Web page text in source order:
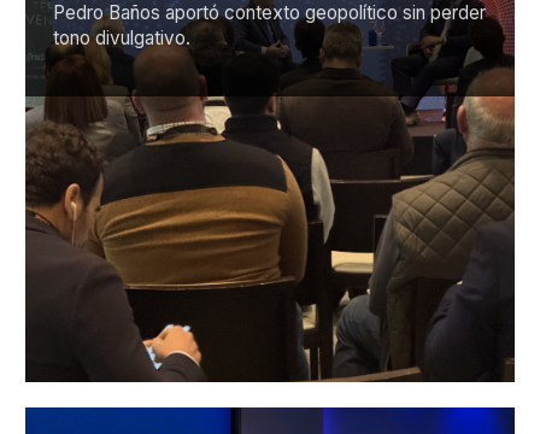
Pedro Baños aportó contexto geopolítico sin perder
tono divulgativo.